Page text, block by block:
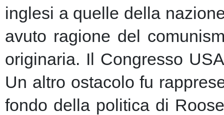
inglesi a quelle della
avuto ragione del
originaria. Il Congresso
Un altro ostacolo fu
fondo della politica di